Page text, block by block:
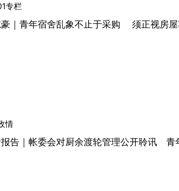
专栏
｜青年宿舍乱象不止于采购 须正视房屋
情
告｜帐委会对厨余渡轮管理公开聆讯 青